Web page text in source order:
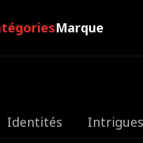
Marque
Identités Intrigues